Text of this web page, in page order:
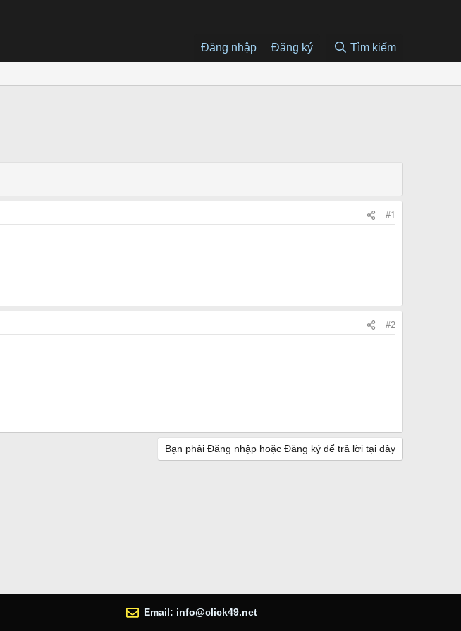
Đăng nhập Đăng ký Tìm kiếm
#1
#2
Bạn phải Đăng nhập hoặc Đăng ký để trả lời tại đây
Email: info@click49.net